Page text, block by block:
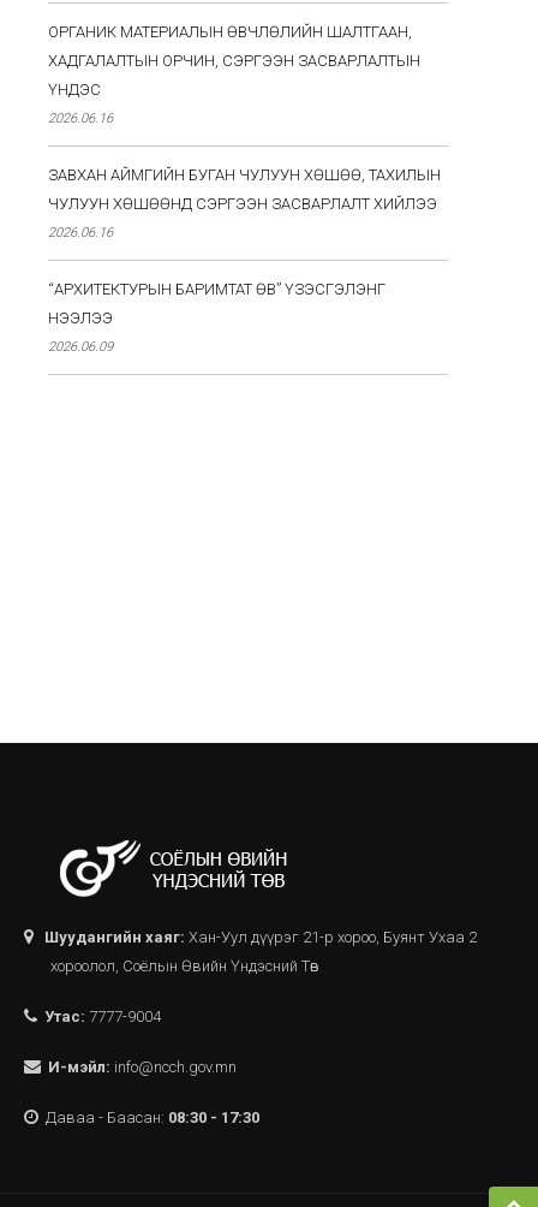
ОРГАНИК МАТЕРИАЛЫН ӨВЧЛӨЛИЙН ШАЛТГААН,
ХАДГАЛАЛТЫН ОРЧИН, СЭРГЭЭН ЗАСВАРЛАЛТЫН
ҮНДЭС
2026.06.16
ЗАВХАН АЙМГИЙН БУГАН ЧУЛУУН ХӨШӨӨ, ТАХИЛЫН
ЧУЛУУН ХӨШӨӨНД СЭРГЭЭН ЗАСВАРЛАЛТ ХИЙЛЭЭ
2026.06.16
“АРХИТЕКТУРЫН БАРИМТАТ ӨВ” ҮЗЭСГЭЛЭНГ
НЭЭЛЭЭ
2026.06.09
Шуудангийн хаяг: Хан-Уул дүүрэг 21-р хороо, Буянт Ухаа 2
хороолол, Соёлын Өвийн Үндэсний Төв
Утас: 7777-9004
И-мэйл: info@ncch.gov.mn
Даваа - Баасан: 08:30 - 17:30